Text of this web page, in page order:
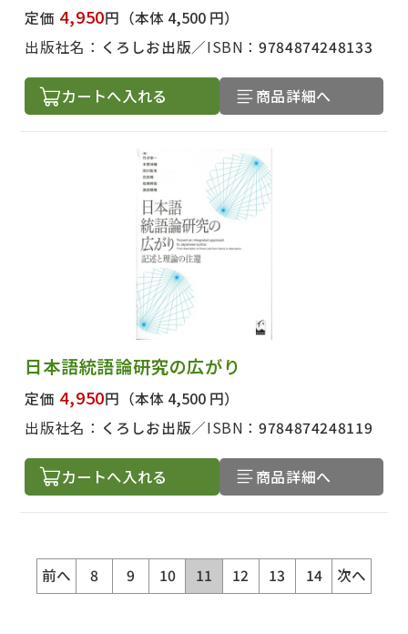
定価 4,950円 （本体 4,500 円）
出版社名： くろしお出版 ISBN：9784874248133
カートへ入れる 商品詳細へ
日本語統語論研究の広がり
定価 4,950円 （本体 4,500 円）
出版社名： くろしお出版 ISBN：9784874248119
カートへ入れる 商品詳細へ
前へ 8 9 10 11 12 13 14 次へ